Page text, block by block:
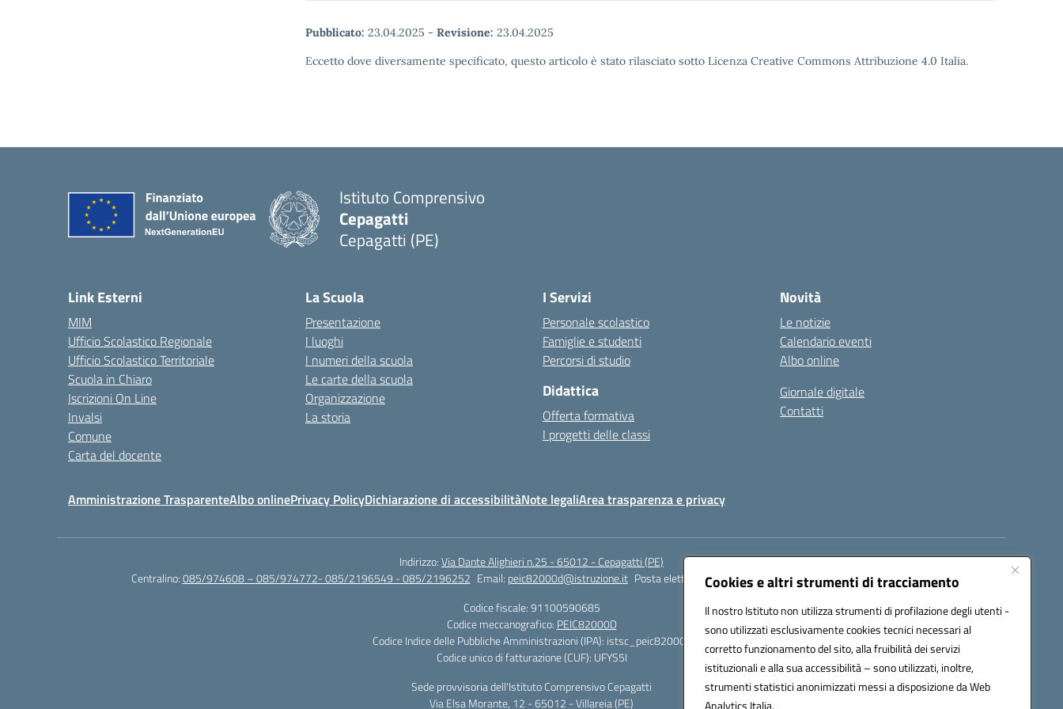
Cookies e altri strumenti di tracciamento
Il nostro Istituto non utilizza strumenti di profilazione degli utenti -
sono utilizzati esclusivamente cookies tecnici necessari al
corretto funzionamento del sito, alla fruibilità dei servizi
istituzionali e alla sua accessibilità – sono utilizzati, inoltre,
strumenti statistici anonimizzati messi a disposizione da Web
Analytics Italia.
Pubblicato: 23.04.2025 - Revisione: 23.04.2025
Eccetto dove diversamente specificato, questo articolo è stato rilasciato sotto Licenza Creative Commons Attribuzione 4.0 Italia.
Istituto Comprensivo
Cepagatti
Cepagatti (PE)
Link Esterni
MIM
Ufficio Scolastico Regionale
Ufficio Scolastico Territoriale
Scuola in Chiaro
Iscrizioni On Line
Invalsi
Comune
Carta del docente
La Scuola
Presentazione
I luoghi
I numeri della scuola
Le carte della scuola
Organizzazione
La storia
I Servizi
Personale scolastico
Famiglie e studenti
Percorsi di studio
Didattica
Offerta formativa
I progetti delle classi
Novità
Le notizie
Calendario eventi
Albo online
Giornale digitale
Contatti
Amministrazione TrasparenteAlbo onlinePrivacy PolicyDichiarazione di accessibilitàNote legaliArea trasparenza e privacy
Indirizzo:Via Dante Alighieri n.25 - 65012 - Cepagatti (PE)
Centralino:085/974608 – 085/974772- 085/2196549 - 085/2196252 Email: peic82000d@istruzione.it Posta elettronica certificata (PEC): peic82000d@pec.istruzione.it
Codice fiscale: 91100590685
Codice meccanografico: PEIC82000D
Codice Indice delle Pubbliche Amministrazioni (IPA): istsc_peic82000d
Codice unico di fatturazione (CUF): UFYS5I
Sede provvisoria dell'Istituto Comprensivo Cepagatti
Via Elsa Morante, 12 - 65012 - Villareia (PE)